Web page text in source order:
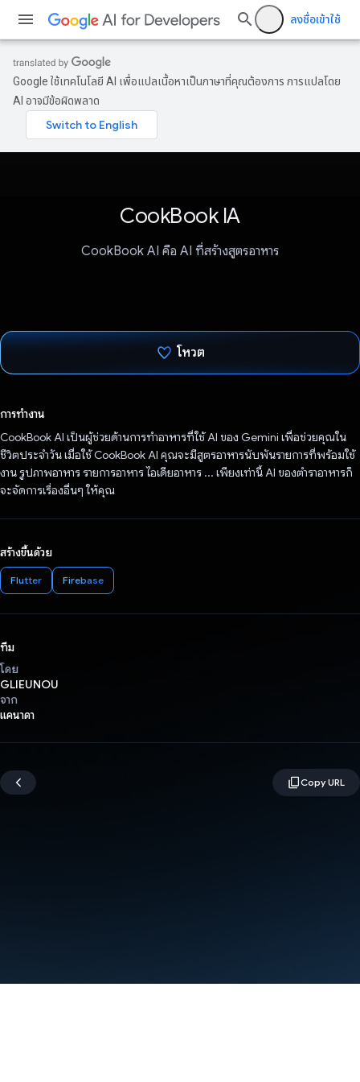
ลงชื่อเข้าใช้
Google ใช้เทคโนโลยี AI เพื่อแปลเนื้อหาเป็นภาษาที่คุณต้องการ การแปลโดย
AI อาจมีข้อผิดพลาด
CookBook IA
CookBook AI คือ AI ที่สร้างสูตรอาหาร
โหวต
การทำงาน
CookBook AI เป็นผู้ช่วยด้านการทำอาหารที่ใช้ AI ของ Gemini เพื่อช่วยคุณใน
ชีวิตประจำวัน เมื่อใช้ CookBook AI คุณจะมีสูตรอาหารนับพันรายการที่พร้อมใช้
งาน รูปภาพอาหาร รายการอาหาร ไอเดียอาหาร ... เพียงเท่านี้ AI ของตำราอาหารก็
จะจัดการเรื่องอื่นๆ ให้คุณ
สร้างขึ้นด้วย
Flutter Firebase
ทีม
โดย
GLIEUNOU
จาก
แคนาดา